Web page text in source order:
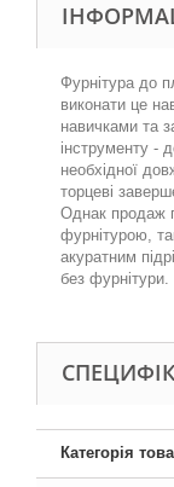
Фурнітура до
виконати це
навичками та
інструменту -
необхідної
торцеві
Однак продаж
фурнітурою,
акуратним
без фурнітури.
Категорія